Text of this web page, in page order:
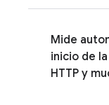
Mide
inicio de
HTTP y